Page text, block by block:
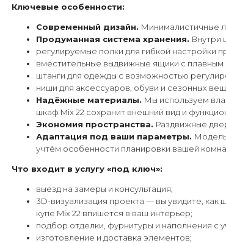
Ключевые особенности:
Современный дизайн. Минималистичные
Продуманная система хранения. Внутри
регулируемые полки для гибкой настройки
вместительные выдвижные ящики с
штанги для одежды с возможностью
ниши для аксессуаров, обуви и сезонных
Надёжные материалы. Мы используем
шкаф Mix 22 сохранит внешний вид и
Экономия пространства. Раздвижные
Адаптация под ваши параметры.
учтём особенности планировки вашей
Что входит в услугу «под ключ»:
выезд на замеры и консультация;
3D-визуализация проекта — вы увидите, как
купе Mix 22 впишется в ваш интерьер;
подбор отделки, фурнитуры и наполнения с
изготовление и доставка элементов;